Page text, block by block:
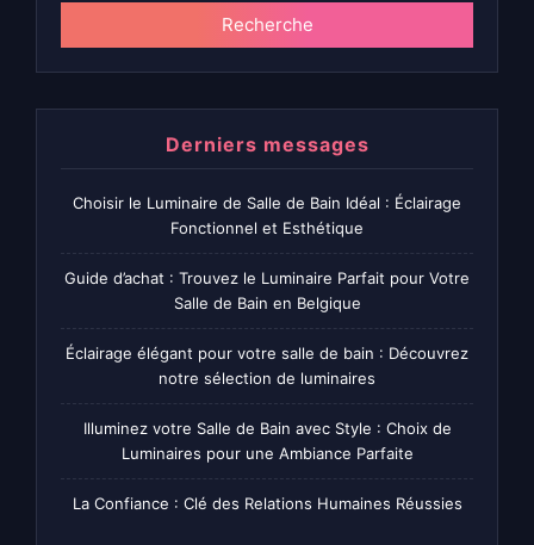
Recherche
Derniers messages
Choisir le Luminaire de Salle de Bain Idéal : Éclairage
Fonctionnel et Esthétique
Guide d’achat : Trouvez le Luminaire Parfait pour Votre
Salle de Bain en Belgique
Éclairage élégant pour votre salle de bain : Découvrez
notre sélection de luminaires
Illuminez votre Salle de Bain avec Style : Choix de
Luminaires pour une Ambiance Parfaite
La Confiance : Clé des Relations Humaines Réussies